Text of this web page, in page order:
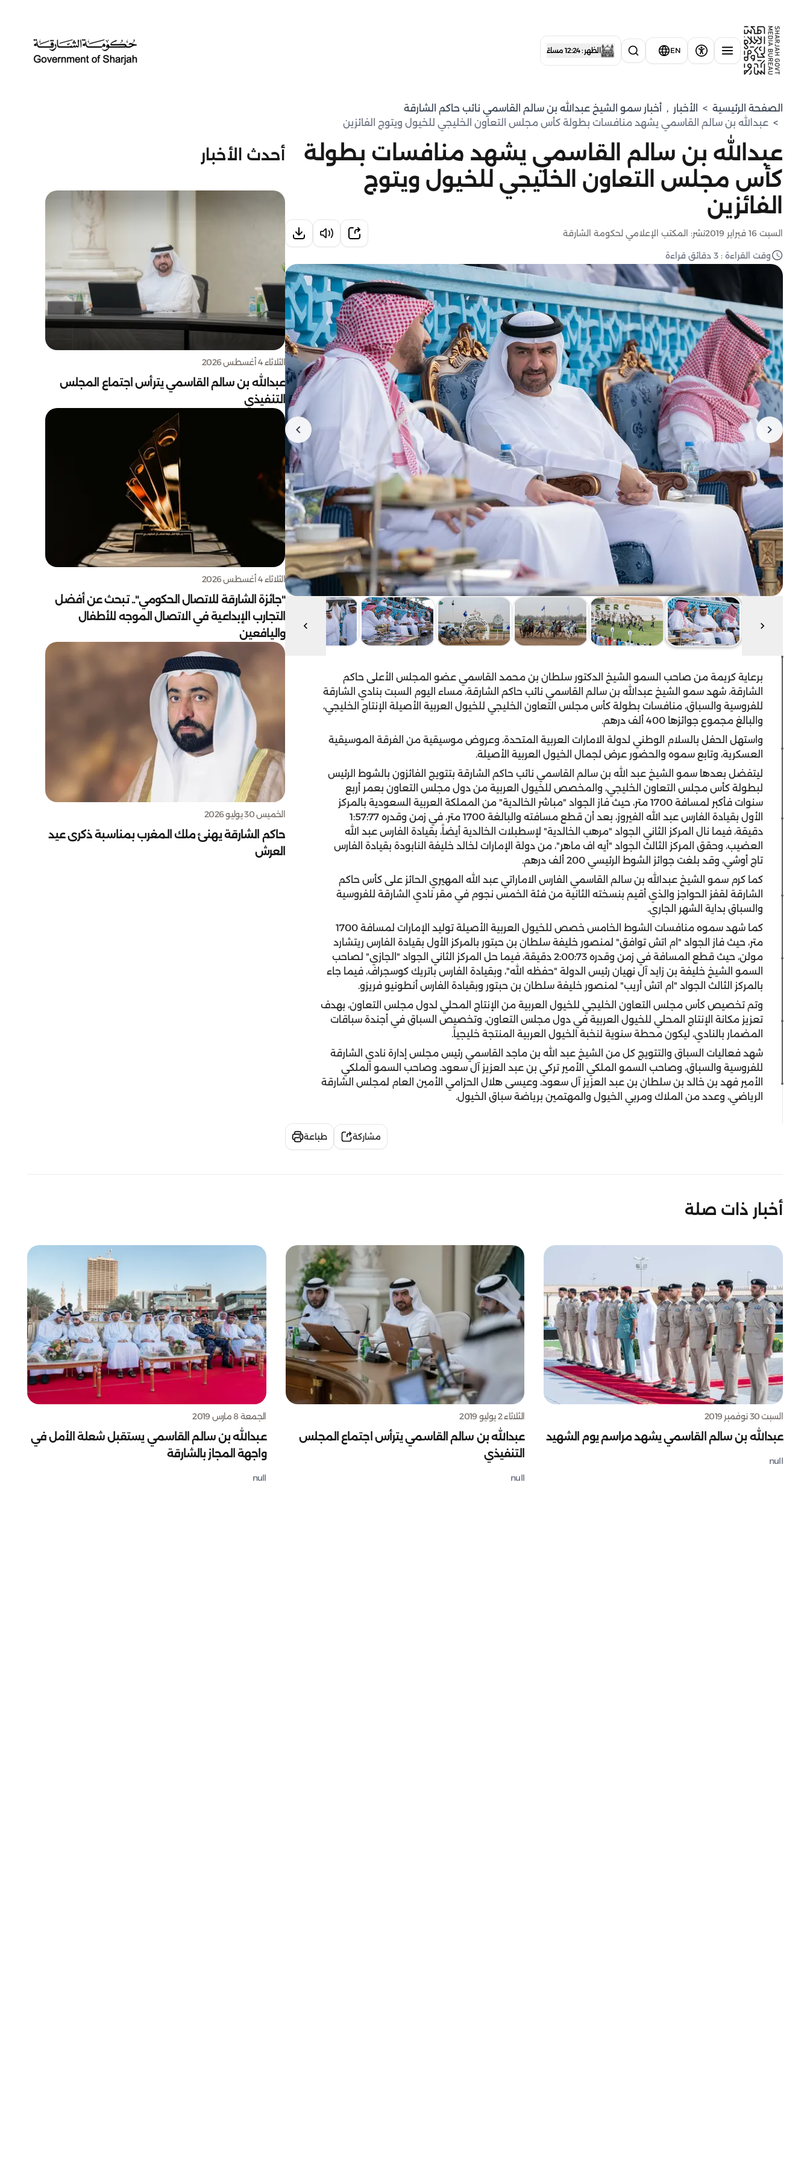
EN الظهر : 12:24 مساءً
الصفحة الرئيسية > الأخبار , ⁠أخبار سمو الشيخ عبدالله بن سالم القاسمي نائب حاكم الشارقة
> عبدالله بن سالم القاسمي يشهد منافسات بطولة كأس مجلس التعاون الخليجي للخيول ويتوج الفائزين
عبدالله بن سالم القاسمي يشهد منافسات بطولة
كأس مجلس التعاون الخليجي للخيول ويتوج
الفائزين
السبت 16 فبراير 2019 نشر: المكتب الإعلامي لحكومة الشارقة
وقت القراءة : 3 دقائق قراءة
برعاية كريمة من صاحب السمو الشيخ الدكتور سلطان بن محمد القاسمي عضو المجلس الأعلى حاكم
الشارقة، شهد سمو الشيخ عبدالله بن سالم القاسمي نائب حاكم الشارقة، مساء اليوم السبت بنادي الشارقة
للفروسية والسباق، منافسات بطولة كأس مجلس التعاون الخليجي للخيول العربية الأصيلة الإنتاج الخليجي،
والبالغ مجموع جوائزها 400 ألف درهم.
واستهل الحفل بالسلام الوطني لدولة الامارات العربية المتحدة، وعروض موسيقية من الفرقة الموسيقية
العسكرية، وتابع سموه والحضور عرض لجمال الخيول العربية الأصيلة.
ليتفضل بعدها سمو الشيخ عبد الله بن سالم القاسمي نائب حاكم الشارقة بتتويج الفائزون بالشوط الرئيس
لبطولة كأس مجلس التعاون الخليجي، والمخصص للخيول العربية من دول مجلس التعاون بعمر أربع
سنوات فأكبر لمسافة 1700 متر، حيث فاز الجواد "مباشر الخالدية" من المملكة العربية السعودية بالمركز
الأول بقيادة الفارس عبد الله الفيروز، بعد أن قطع مسافته والبالغة 1700 متر، في زمن وقدره 1:57:77
دقيقة، فيما نال المركز الثاني الجواد "مرهب الخالدية" لإسطبلات الخالدية أيضاً، بقيادة الفارس عبد الله
العضيب، وحقق المركز الثالث الجواد "أيه اف ماهر"، من دولة الإمارات لخالد خليفة النابودة بقيادة الفارس
تاج أوشي، وقد بلغت جوائز الشوط الرئيسي 200 ألف درهم.
كما كرم سمو الشيخ عبدالله بن سالم القاسمي الفارس الاماراتي عبد الله المهيري الحائز على كأس حاكم
الشارقة لقفز الحواجز والذي أقيم بنسخته الثانية من فئة الخمس نجوم في مقر نادي الشارقة للفروسية
والسباق بداية الشهر الجاري.
كما شهد سموه منافسات الشوط الخامس خصص للخيول العربية الأصيلة توليد الإمارات لمسافة 1700
متر، حيث فاز الجواد "ام اتش توافق" لمنصور خليفة سلطان بن حبتور بالمركز الأول بقيادة الفارس ريتشارد
مولن، حيث قطع المسافة في زمن وقدره 2:00:73 دقيقة، فيما حل المركز الثاني الجواد "الجازي" لصاحب
السمو الشيخ خليفة بن زايد آل نهيان رئيس الدولة "حفظه الله"، وبقيادة الفارس باتريك كوسجراف، فيما جاء
بالمركز الثالث الجواد "ام اتش أريب" لمنصور خليفة سلطان بن حبتور وبقيادة الفارس أنطونيو فريزو.
وتم تخصيص كأس مجلس التعاون الخليجي للخيول العربية من الإنتاج المحلي لدول مجلس التعاون، بهدف
تعزيز مكانة الإنتاج المحلي للخيول العربية في دول مجلس التعاون، وتخصيص السباق في أجندة سباقات
المضمار بالنادي، ليكون محطة سنوية لنخبة الخيول العربية المنتجة خليجياً.
شهد فعاليات السباق والتتويج كل من الشيخ عبد الله بن ماجد القاسمي رئيس مجلس إدارة نادي الشارقة
للفروسية والسباق، وصاحب السمو الملكي الأمير تركي بن عبد العزيز آل سعود، وصاحب السمو الملكي
الأمير فهد بن خالد بن سلطان بن عبد العزيز آل سعود، وعيسى هلال الحزامي الأمين العام لمجلس الشارقة
الرياضي، وعدد من الملاك ومربي الخيول والمهتمين برياضة سباق الخيول.
مشاركة طباعة
أحدث الأخبار
الثلاثاء 4 أغسطس 2026
عبدالله بن سالم القاسمي يترأس اجتماع المجلس
التنفيذي
الثلاثاء 4 أغسطس 2026
"جائزة الشارقة للاتصال الحكومي".. تبحث عن أفضل
التجارب الإبداعية في الاتصال الموجه للأطفال
واليافعين
الخميس 30 يوليو 2026
حاكم الشارقة يهنئ ملك المغرب بمناسبة ذكرى عيد
العرش
أخبار ذات صلة
السبت 30 نوفمبر 2019
عبدالله بن سالم القاسمي يشهد مراسم يوم الشهيد
null
الثلاثاء 2 يوليو 2019
عبدالله بن سالم القاسمي يترأس اجتماع المجلس
التنفيذي
null
الجمعة 8 مارس 2019
عبدالله بن سالم القاسمي يستقبل شعلة الأمل في
واجهة المجاز بالشارقة
null